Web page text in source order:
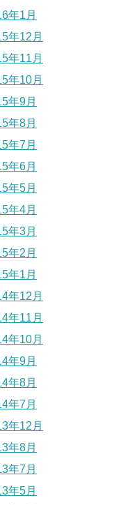
年1月
年12月
年11月
年10月
年9月
年8月
年7月
年6月
年5月
年4月
年3月
年2月
年1月
年12月
年11月
年10月
年9月
年8月
年7月
年12月
年8月
年7月
年5月